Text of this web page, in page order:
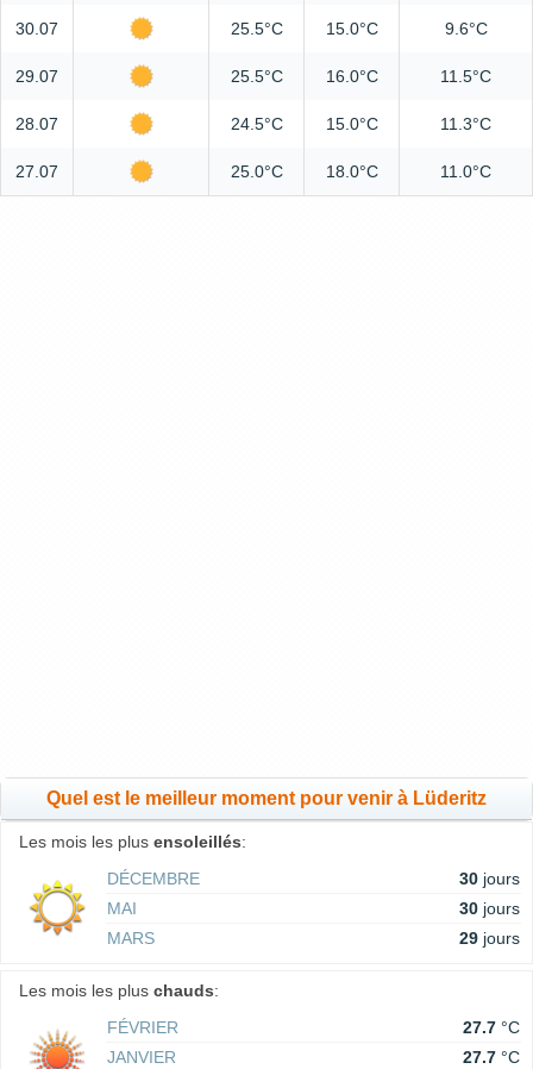
30.07 25.5°C 15.0°C 9.6°C
29.07 25.5°C 16.0°C 11.5°C
28.07 24.5°C 15.0°C 11.3°C
27.07 25.0°C 18.0°C 11.0°C
Quel est le meilleur moment pour venir à Lüderitz
Les mois les plus ensoleillés:
DÉCEMBRE
30 jours
MAI
30 jours
MARS
29 jours
Les mois les plus chauds:
FÉVRIER
27.7 °C
JANVIER
27.7 °C